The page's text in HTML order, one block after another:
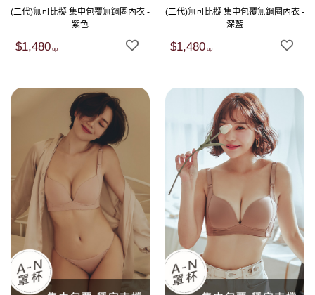
(二代)無可比擬 集中包覆無鋼圈內衣 -
紫色
$1,480
(二代)無可比擬 集中包覆無鋼圈內衣 -
深藍
$1,480